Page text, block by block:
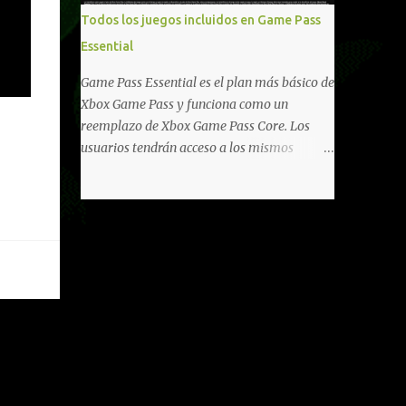
libertad de juego. Uno de los aspectos más
importantes de Last Rites es la gran
cantidad de opciones de personalización
incorporadas. Ahora es posible ocultar más
elementos de la interfaz, incluyendo las
trayectorias de lanzamiento de granadas y
el resaltado de objetos interactivos, además
Todos los juegos incluidos en Game Pass
Essential
Game Pass Essential es el plan más básico de
Xbox Game Pass y funciona como un
reemplazo de Xbox Game Pass Core. Los
usuarios tendrán acceso a los mismos